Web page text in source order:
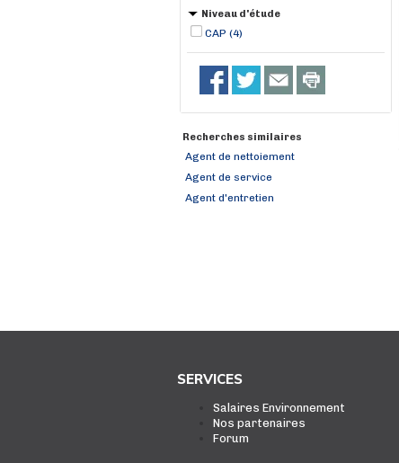
Niveau d'étude
CAP (4)
Recherches similaires
Agent de nettoiement
Agent de service
Agent d'entretien
SERVICES
Salaires Environnement
Nos partenaires
Forum